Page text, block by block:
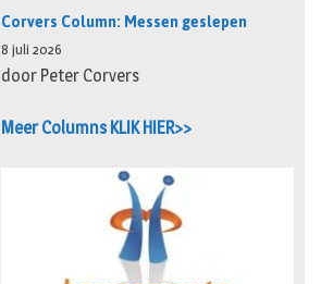
Corvers Column: Messen geslepen
8 juli 2026
door Peter Corvers
Meer Columns KLIK HIER>>